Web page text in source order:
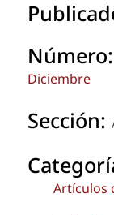
Número:
Diciembre
Sección:
Artículos